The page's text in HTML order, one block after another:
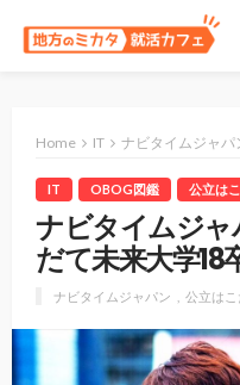
Home IT ナビタイムジャパン
IT OBOG図鑑 公立は
ナビタイムジャ
だて未来大学18
ナビタイムジャパン 公立は